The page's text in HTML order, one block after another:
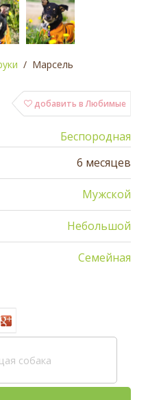
Марсель
добавить в Любимые
Беспородная
6 месяцев
Мужской
Небольшой
Семейная
собака